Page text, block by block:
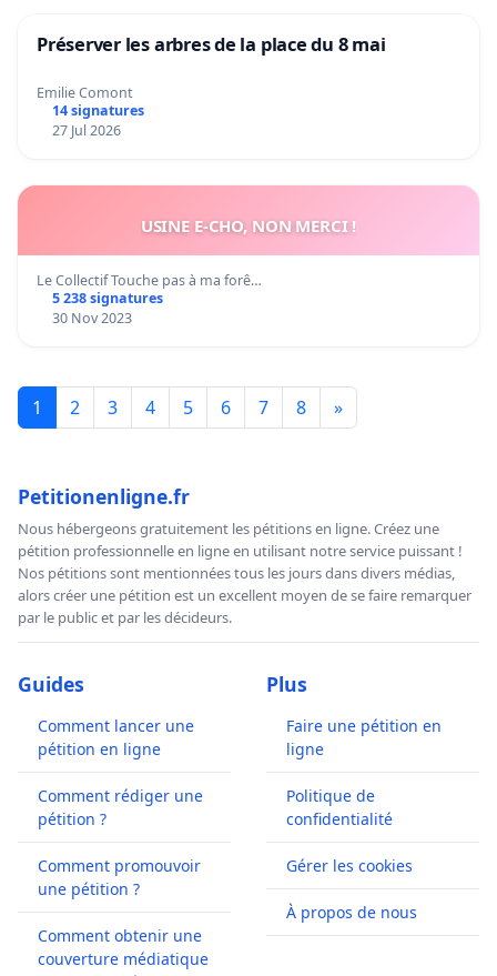
Préserver les arbres de la place du 8 mai
Emilie Comont
14 signatures
27 Jul 2026
USINE E-CHO, NON MERCI !
Le Collectif Touche pas à ma forê…
5 238 signatures
30 Nov 2023
1 2 3 4 5 6 7 8 »
Petitionenligne.fr
Nous hébergeons gratuitement les pétitions en ligne. Créez une
pétition professionnelle en ligne en utilisant notre service puissant !
Nos pétitions sont mentionnées tous les jours dans divers médias,
alors créer une pétition est un excellent moyen de se faire remarquer
par le public et par les décideurs.
Guides
Comment lancer une
pétition en ligne
Comment rédiger une
pétition ?
Comment promouvoir
une pétition ?
Comment obtenir une
couverture médiatique
Plus
Faire une pétition en
ligne
Politique de
confidentialité
Gérer les cookies
À propos de nous